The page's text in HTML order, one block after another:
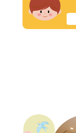
診療のご案内
施設・設備紹介